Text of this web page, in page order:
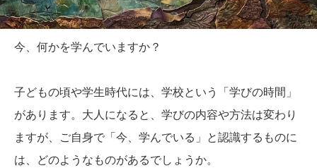
今、何かを学んでいますか？
子どもの頃や学生時代には、学校という「学びの時間」
があります。大人になると、学びの内容や方法は変わり
ますが、ご自身で「今、学んでいる」と認識するものに
は、どのようなものがあるでしょうか。